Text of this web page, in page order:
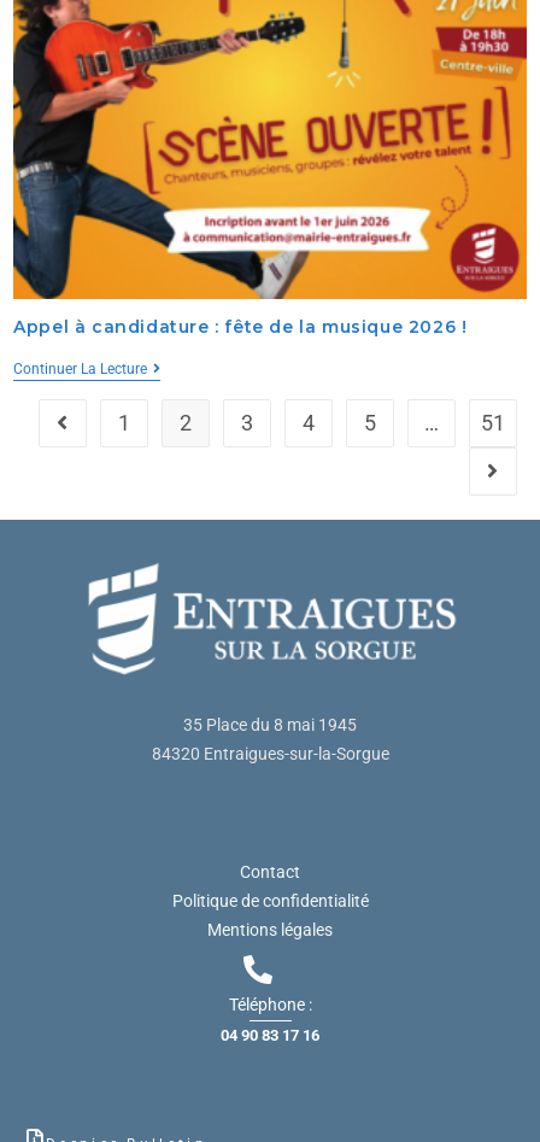
Appel à candidature : fête de la musique 2026 !
Continuer La Lecture
1 2 3 4 5 … 51
35 Place du 8 mai 1945
84320 Entraigues-sur-la-Sorgue
Contact
Politique de confidentialité
Mentions légales
Téléphone :
04 90 83 17 16